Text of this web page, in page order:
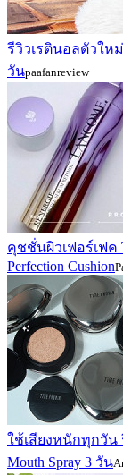
รีวิวเรตินอลตัวให
วันpaafanreview
คุชชั่นผิวเฟอร์เฟค
Perfection Cushion
ใช้เสียงหนักทุกวัน
Mouth Spray 3 วัน